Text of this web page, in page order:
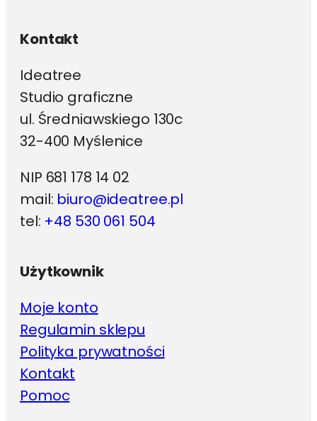
Kontakt
Ideatree
Studio graficzne
ul. Średniawskiego 130c
32-400 Myślenice
NIP 681 178 14 02
mail: biuro@ideatree.pl
tel: +48 530 061 504
Użytkownik
Moje konto
Regulamin sklepu
Polityka prywatności
Kontakt
Pomoc